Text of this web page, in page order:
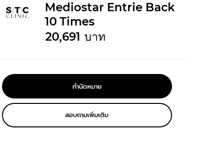
Mediostar Entrie Back
10 Times
20,691 บาท
ทำนัดหมาย
สอบถามเพิ่มเติม